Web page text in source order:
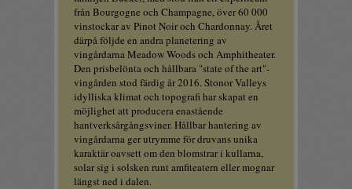
från Bourgogne och Champagne, över 60 000
vinstockar av Pinot Noir och Chardonnay. Året
därpå följde en andra planetering av
vingårdarna Meadow Woods och Amphitheater.
Den prisbelönta och hållbara "state of the art"-
vingården stod färdig år 2016. Stonor Valleys
idylliska klimat och topografi har skapat en
möjlighet att producera enastående
hantverksårgångsviner. Hållbar hantering av
vingårdarna ger utrymme för druvans unika
karaktär oavsett om den blomstrar i kullarna,
solar sig i solsken runt amfiteatern eller mognar
längst ned i dalen.